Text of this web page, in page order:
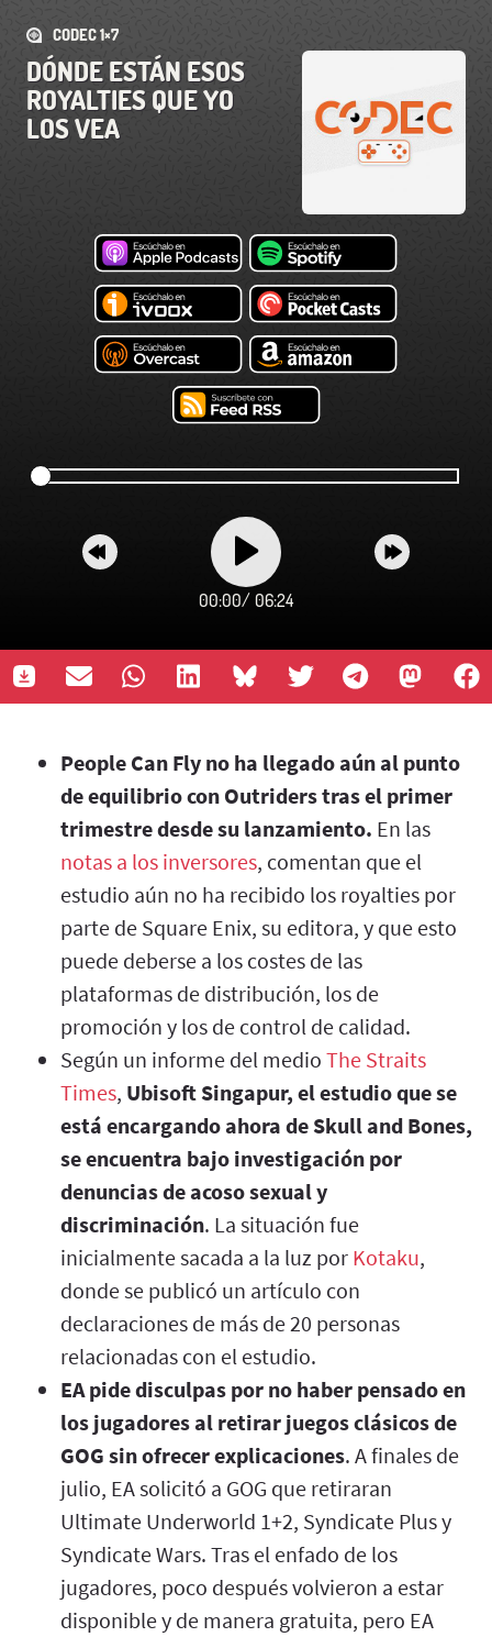
CODEC 1×7
DÓNDE ESTÁN ESOS
ROYALTIES QUE YO
LOS VEA
00:00/ 06:24
People Can Fly no ha llegado aún al punto
de equilibrio con Outriders tras el primer
trimestre desde su lanzamiento. En las
notas a los inversores, comentan que el
estudio aún no ha recibido los royalties por
parte de Square Enix, su editora, y que esto
puede deberse a los costes de las
plataformas de distribución, los de
promoción y los de control de calidad.
Según un informe del medio The Straits
Times, Ubisoft Singapur, el estudio que se
está encargando ahora de Skull and Bones,
se encuentra bajo investigación por
denuncias de acoso sexual y
discriminación. La situación fue
inicialmente sacada a la luz por Kotaku,
donde se publicó un artículo con
declaraciones de más de 20 personas
relacionadas con el estudio.
EA pide disculpas por no haber pensado en
los jugadores al retirar juegos clásicos de
GOG sin ofrecer explicaciones. A finales de
julio, EA solicitó a GOG que retiraran
Ultimate Underworld 1+2, Syndicate Plus y
Syndicate Wars. Tras el enfado de los
jugadores, poco después volvieron a estar
disponible y de manera gratuita, pero EA